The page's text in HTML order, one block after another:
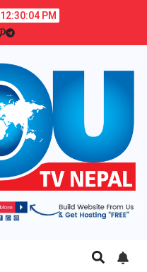
12:30:05 PM